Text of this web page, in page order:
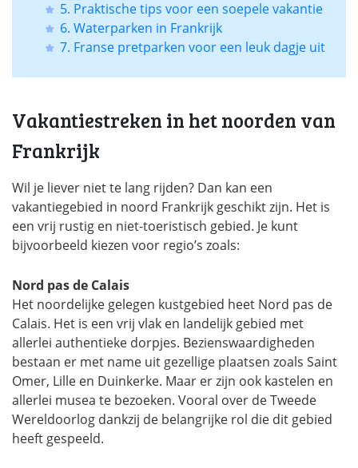
5. Praktische tips voor een soepele vakantie
6. Waterparken in Frankrijk
7. Franse pretparken voor een leuk dagje uit
Vakantiestreken in het noorden van
Frankrijk
Wil je liever niet te lang rijden? Dan kan een
vakantiegebied in noord Frankrijk geschikt zijn. Het is
een vrij rustig en niet-toeristisch gebied. Je kunt
bijvoorbeeld kiezen voor regio’s zoals:
Nord pas de Calais
Het noordelijke gelegen kustgebied heet Nord pas de
Calais. Het is een vrij vlak en landelijk gebied met
allerlei authentieke dorpjes. Bezienswaardigheden
bestaan er met name uit gezellige plaatsen zoals Saint
Omer, Lille en Duinkerke. Maar er zijn ook kastelen en
allerlei musea te bezoeken. Vooral over de Tweede
Wereldoorlog dankzij de belangrijke rol die dit gebied
heeft gespeeld.